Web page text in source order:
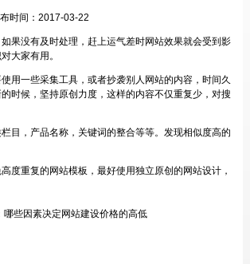
时间：2017-03-22
果没有及时处理，赶上运气差时网站效果就会受到影
大家有用。
用一些采集工具，或者抄袭别人网站的内容，时间久
时候，坚持原创力度，这样的内容不仅重复少，对搜
目，产品名称，关键词的整合等等。发现相似度高的
度重复的网站模板，最好使用独立原创的网站设计，
哪些因素决定网站建设价格的高低